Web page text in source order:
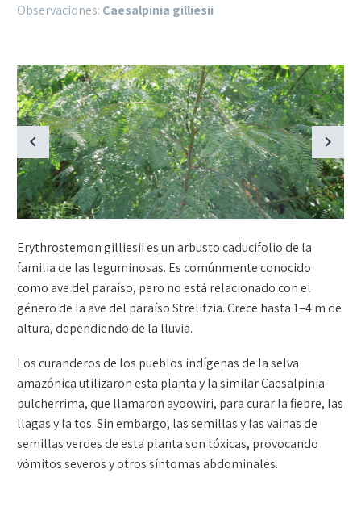
Observaciones: Caesalpinia gilliesii
Erythrostemon gilliesii es un arbusto caducifolio de la
familia de las leguminosas. Es comúnmente conocido
como ave del paraíso, pero no está relacionado con el
género de la ave del paraíso Strelitzia. Crece hasta 1–4 m de
altura, dependiendo de la lluvia.
Los curanderos de los pueblos indígenas de la selva
amazónica utilizaron esta planta y la similar Caesalpinia
pulcherrima, que llamaron ayoowiri, para curar la fiebre, las
llagas y la tos. Sin embargo, las semillas y las vainas de
semillas verdes de esta planta son tóxicas, provocando
vómitos severos y otros síntomas abdominales.